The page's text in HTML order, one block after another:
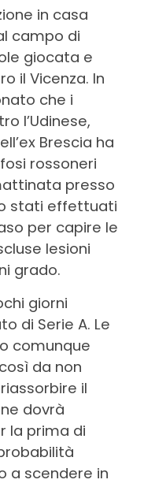
in casa
campo di
giocata e
il Vicenza. In
che i
l’Udinese,
Brescia ha
rossoneri
presso
stati effettuati
per capire le
lesioni
grado.
giorni
di Serie A. Le
comunque
da non
il
dovrà
la prima di
a scendere in